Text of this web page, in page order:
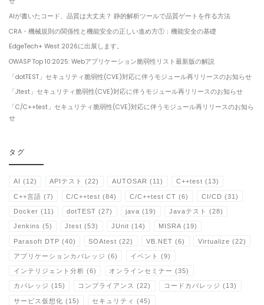
AIが書いたコード、品質は大丈夫？ 静的解析ツールで品質ゲートを作る方法
CRA・機械規則の関係性と機能安全の正しい進め方①：機能安全の基礎
EdgeTech+ West 2026に出展します。
OWASP Top 10:2025: Webアプリケーション脆弱性リスト最新版の解説
「dotTEST」セキュリティ脆弱性(CVE)対応に伴うモジュール再リリースのお知らせ
「Jtest」セキュリティ脆弱性(CVE)対応に伴うモジュール再リリースのお知らせ
「C/C++test」セキュリティ脆弱性(CVE)対応に伴うモジュール再リリースのお知ら
せ
タグ
AI (12) APIテスト (22) AUTOSAR (11) C++test (13)
C++言語 (7) C/C++test (84) C/C++test CT (6) CI/CD (31)
Docker (11) dotTEST (27) java (19) Javaテスト (28)
Jenkins (5) Jtest (53) JUnit (14) MISRA(19)
Parasoft DTP (40) SOAtest (22) VB.NET (6) Virtualize (22)
アプリケーションカバレッジ (6) イベント (9)
インテリジェント分析 (6) オンラインセミナー (35)
カバレッジ (15) コンプライアンス (22) コードカバレッジ (13)
サービス仮想化 (15) セキュリティ (45)